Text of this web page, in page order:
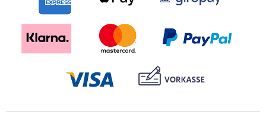
Kraichgau-Lössboden, aber auch das
beliebte Freizeitzentrum Hardtsee auf
der Gemarkungsgrenze zwischen
ansprechend festgehaltene Motive
geben einen beeindruckenden Einblick
malerische Gässchen sind ebenso